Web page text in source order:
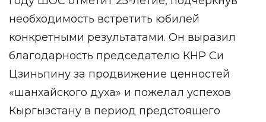
необходимость встретить юбилей
конкретными результатами. Он выразил
благодарность председателю КНР Си
Цзиньпину за продвижение ценностей
«шанхайского духа» и пожелал успехов
Кыргызстану в период предстоящего